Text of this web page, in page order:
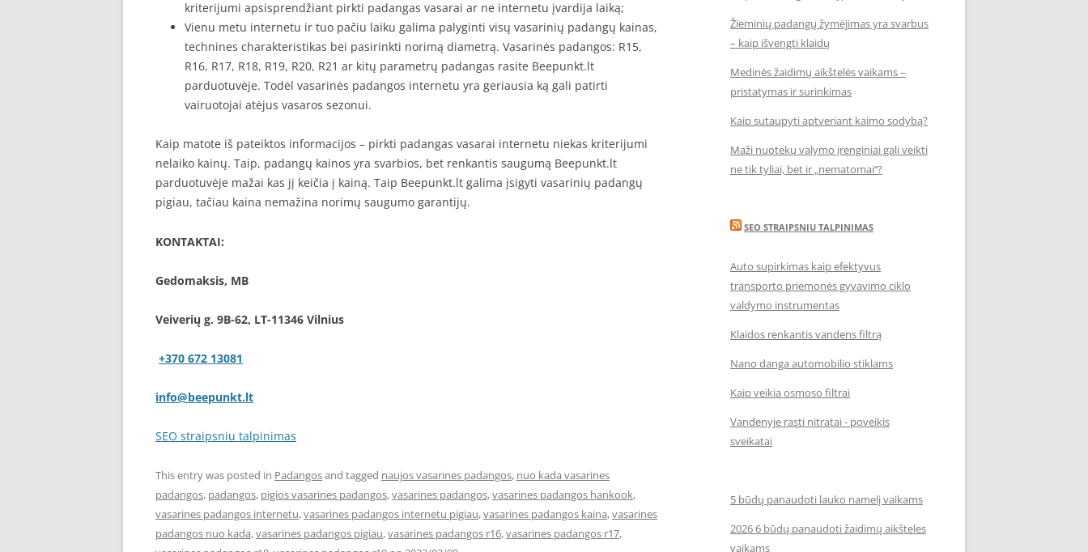
kriterijumi apsisprendžiant pirkti padangas vasarai ar ne internetu įvardija laiką;
Vienu metu internetu ir tuo pačiu laiku galima palyginti visų vasarinių padangų kainas,
technines charakteristikas bei pasirinkti norimą diametrą. Vasarinės padangos: R15,
R16, R17, R18, R19, R20, R21 ar kitų parametrų padangas rasite Beepunkt.lt
parduotuvėje. Todėl vasarinės padangos internetu yra geriausia ką gali patirti
vairuotojai atėjus vasaros sezonui.
Kaip matote iš pateiktos informacijos – pirkti padangas vasarai internetu niekas kriterijumi
nelaiko kainų. Taip, padangų kainos yra svarbios, bet renkantis saugumą Beepunkt.lt
parduotuvėje mažai kas jį keičia į kainą. Taip Beepunkt.lt galima įsigyti vasarinių padangų
pigiau, tačiau kaina nemažina norimų saugumo garantijų.
KONTAKTAI:
Gedomaksis, MB
Veiverių g. 9B-62, LT-11346 Vilnius
+370 672 13081
info@beepunkt.lt
SEO straipsniu talpinimas
This entry was posted in Padangosand tagged naujos vasarines padangos, nuo kada vasarines
padangos, padangos, pigios vasarines padangos,vasarines padangos,vasarines padangos hankook,
vasarines padangos internetu,vasarines padangos internetu pigiau,vasarines padangos kaina,vasarines
padangos nuo kada,vasarines padangos pigiau,vasarines padangos r16,vasarines padangos r17,
Žieminių padangų žymėjimas yra svarbus
– kaip išvengti klaidų
Medinės žaidimų aikštelės vaikams –
pristatymas ir surinkimas
Kaip sutaupyti aptveriant kaimo sodybą?
Maži nuotekų valymo įrenginiai gali veikti
ne tik tyliai, bet ir „nematomai‘‘?
SEO STRAIPSNIU TALPINIMAS
Auto supirkimas kaip efektyvus
transporto priemonės gyvavimo ciklo
valdymo instrumentas
Klaidos renkantis vandens filtrą
Nano danga automobilio stiklams
Kaip veikia osmoso filtrai
Vandenyje rasti nitratai - poveikis
sveikatai
5 būdų panaudoti lauko namelį vaikams
2026 6 būdų panaudoti žaidimų aikšteles
vaikams